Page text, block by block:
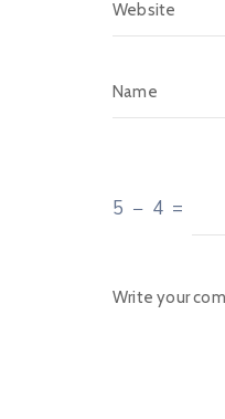
5 − 4 =